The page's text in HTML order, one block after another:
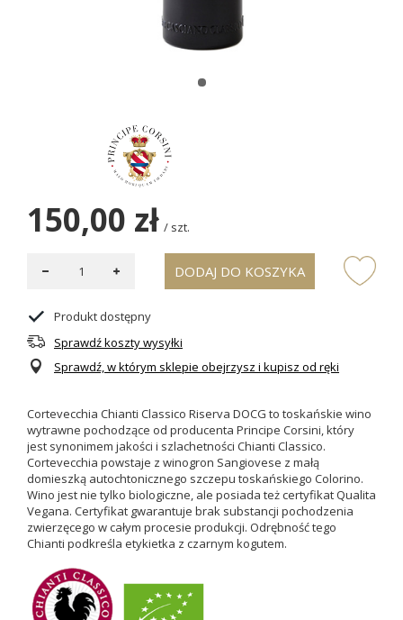
150,00 zł / szt.
DODAJ DO KOSZYKA
Produkt dostępny
Sprawdź koszty wysyłki
Sprawdź, w którym sklepie obejrzysz i kupisz od ręki
Cortevecchia Chianti Classico Riserva DOCG to toskańskie wino
wytrawne pochodzące od producenta Principe Corsini, który
jest synonimem jakości i szlachetności Chianti Classico.
Cortevecchia powstaje z winogron Sangiovese z małą
domieszką autochtonicznego szczepu toskańskiego Colorino.
Wino jest nie tylko biologiczne, ale posiada też certyfikat Qualita
Vegana. Certyfikat gwarantuje brak substancji pochodzenia
zwierzęcego w całym procesie produkcji. Odrębność tego
Chianti podkreśla etykietka z czarnym kogutem.